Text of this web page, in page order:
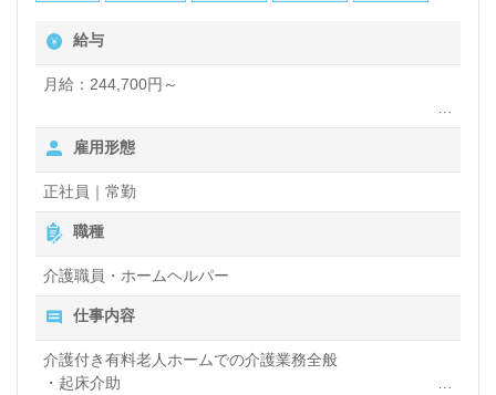
給与
月給：244,700円～
残業時は別途時間外手当支給（超過1分～）
昇給あり
賞与 基本給2.08ヶ月分/年支給
雇用形態
正社員｜常勤
職種
介護職員・ホームヘルパー
仕事内容
介護付き有料老人ホームでの介護業務全般
・起床介助